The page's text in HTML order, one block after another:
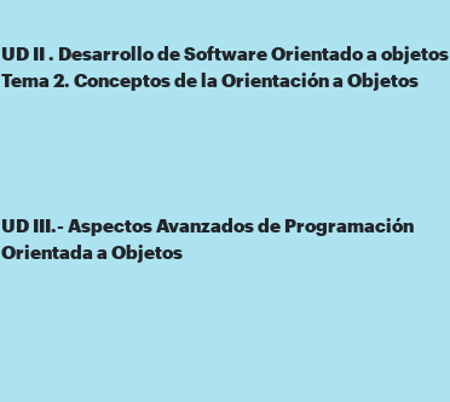
UD II . Desarrollo de Software Orientado a objetos
Tema 2. Conceptos de la Orientación a Objetos
UD III.- Aspectos Avanzados de Programación
Orientada a Objetos